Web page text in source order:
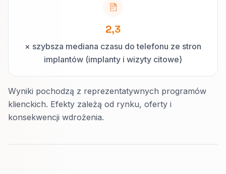
2,3
× szybsza mediana czasu do telefonu ze stron
implantów (implanty i wizyty citowe)
Wyniki pochodzą z reprezentatywnych programów
klienckich. Efekty zależą od rynku, oferty i
konsekwencji wdrożenia.